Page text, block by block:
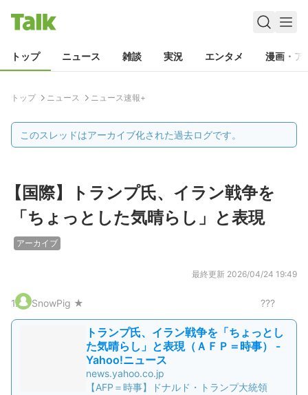
トップ ニュース 雑談 実況 エンタメ 漫画・ア
トップ ニュース ニュース速報+
このスレッドはアーカイブ化された過去ログです。
【国際】トランプ氏、イラン戦争を
「ちょっとした気晴らし」と表現
アーカイブ
最終更新 2026/04/24 19:49
1. SnowPig ★ ???
トランプ氏、イラン戦争を「ちょっとし
た気晴らし」と表現（ＡＦＰ＝時事） -
Yahoo!ニュース
news.yahoo.co.jp
【AFP＝時事】ドナルド・トランプ大統領